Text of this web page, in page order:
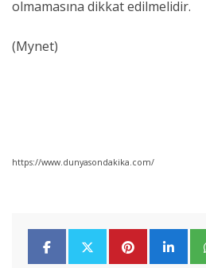
olmamasına dikkat edilmelidir.
(Mynet)
https://www.dunyasondakika.com/